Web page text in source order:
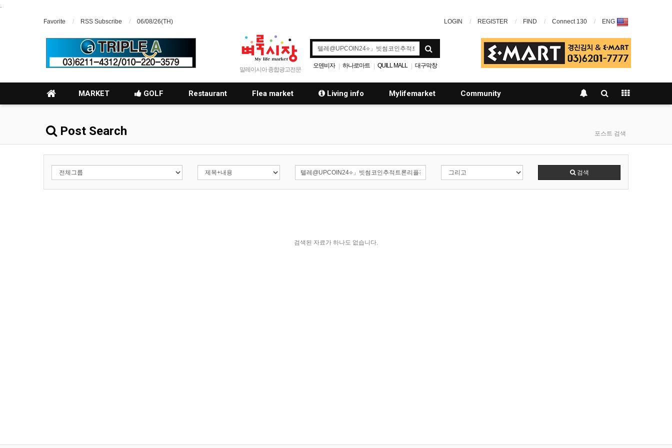
.
Favorite RSS Subscribe 06/08/26(TH) LOGIN REGISTER FIND Connect 130 ENG
말레이시아 종합광고전문
오덴비자 | 하나로마트 | QUILL MALL | 대구막창
MARKET GOLF Restaurant Flea market Living info Mylifemarket Community
Post Search 포스트 검색
검색
검색된 자료가 하나도 없습니다.